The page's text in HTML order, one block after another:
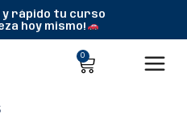
y rápido tu curso
hoy mismo!
0